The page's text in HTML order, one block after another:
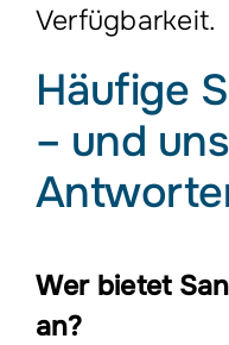
Verfügbarkeit.
Häufige
– und
Wer bietet
an?